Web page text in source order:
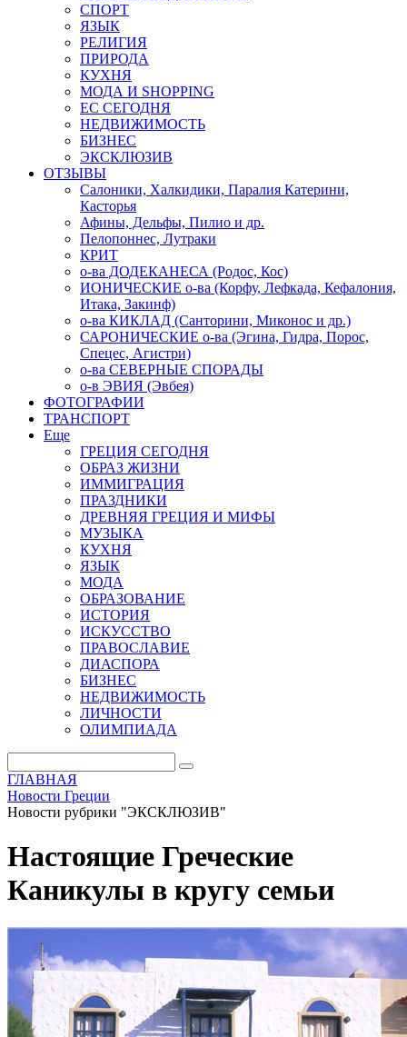
СПОРТ
ЯЗЫК
РЕЛИГИЯ
ПРИРОДА
КУХНЯ
МОДА И SHOPPING
ЕС СЕГОДНЯ
НЕДВИЖИМОСТЬ
БИЗНЕС
ЭКСКЛЮЗИВ
ОТЗЫВЫ
Салоники, Халкидики, Паралия Катерини,
Касторья
Афины, Дельфы, Пилио и др.
Пелопоннес, Лутраки
КРИТ
о-ва ДОДЕКАНЕСА (Родос, Кос)
ИОНИЧЕСКИЕ о-ва (Корфу, Лефкада, Кефалония,
Итака, Закинф)
о-ва КИКЛАД (Санторини, Миконос и др.)
САРОНИЧЕСКИЕ о-ва (Эгина, Гидра, Порос,
Спецес, Агистри)
о-ва СЕВЕРНЫЕ СПОРАДЫ
о-в ЭВИЯ (Эвбея)
ФОТОГРАФИИ
ТРАНСПОРТ
Еще
ГРЕЦИЯ СЕГОДНЯ
ОБРАЗ ЖИЗНИ
ИММИГРАЦИЯ
ПРАЗДНИКИ
ДРЕВНЯЯ ГРЕЦИЯ И МИФЫ
МУЗЫКА
КУХНЯ
ЯЗЫК
МОДА
ОБРАЗОВАНИЕ
ИСТОРИЯ
ИСКУССТВО
ПРАВОСЛАВИЕ
ДИАСПОРА
БИЗНЕС
НЕДВИЖИМОСТЬ
ЛИЧНОСТИ
ОЛИМПИАДА
ГЛАВНАЯ
Новости Греции
Новости рубрики "ЭКСКЛЮЗИВ"
Настоящие Греческие
Каникулы в кругу семьи